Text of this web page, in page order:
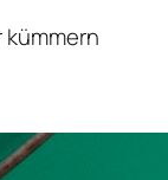
kümmern